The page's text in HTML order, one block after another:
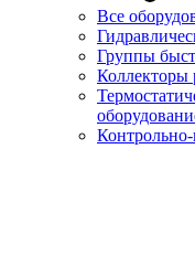
Все
Группы
Коллекторы